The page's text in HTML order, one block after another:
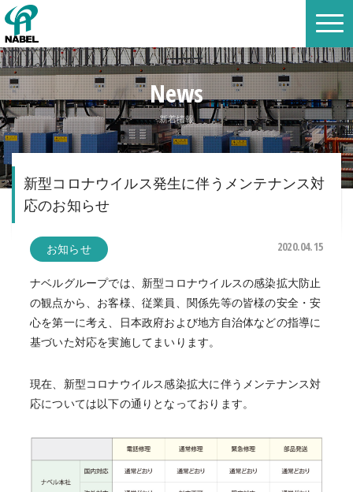
News
新着情報
新型コロナウイルス発生に伴うメンテナンス対
応のお知らせ
お知らせ 2020.04.15
ナベルグループでは、新型コロナウイルスの感染拡大防止
の観点から、お客様、従業員、関係先等の皆様の安全・安
心を第一に考え、日本政府および地方自治体などの指導に
基づいた対応を実施してまいります。
現在、新型コロナウイルス感染拡大に伴うメンテナンス対
応については以下の通りとなっております。